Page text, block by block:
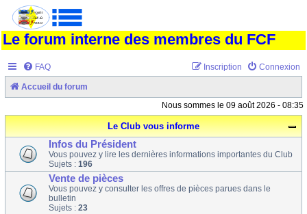
Le forum interne des membres du FCF
FAQ Connexion
Inscription
Accueil du forum
Nous sommes le 09 août 2026 - 08:35
Le Club vous informe
Infos du Président
Vous pouvez y lire les dernières informations importantes du Club
Sujets : 196
Vente de pièces
Vous pouvez y consulter les offres de pièces parues dans le
bulletin
Sujets : 23